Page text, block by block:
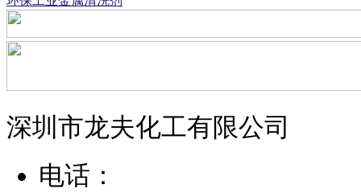
深圳市龙夫化工有限公司
电话：